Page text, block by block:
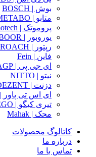
بوش | BOSCH
متابو | METABO
پروموتک | Promotech
یوروبور | EUROBOOR
رپتور | ROTABROACH
فاین | Fein
ای جی پی | AGP
نیتو | NITTO
دزنت | DEZENT
ای اس تی پاور | AST POWER
تیری کیگو | 3KEEGO
محک | Mahak
کاتالوگ محصولات
درباره ما
تماس با ما